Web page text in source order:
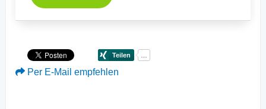
Per E-Mail empfehlen